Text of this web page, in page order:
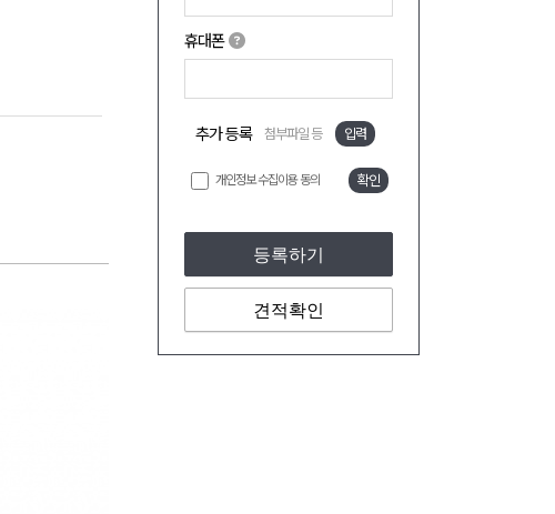
휴대폰
추가 등록 첨부파일 등 입력
개인정보 수집이용 동의 확인
등록하기
견적확인